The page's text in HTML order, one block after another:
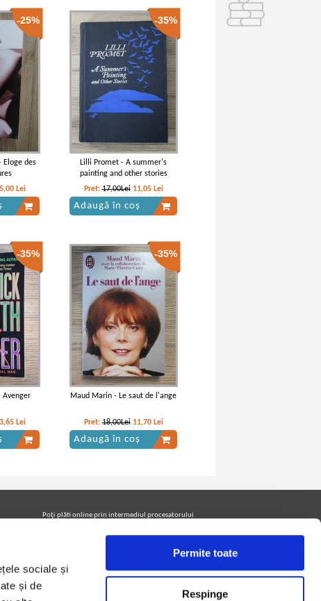
sociale și
și de
Permite toate
Respinge
-25%
Eloge des
Lei
-35%
Lilli Promet - A summer's
painting and other stories
Pret:17,00Lei 11,05 Lei
Adaugă în coș
-35%
Avenger
Lei
-35%
Maud Marin - Le saut de l'ange
Pret:18,00Lei 11,70 Lei
Adaugă în coș
Poţi plăti online prin intermediul procesatorului
Urmăreşte-ne pe facebook pentru a fi la curent cu